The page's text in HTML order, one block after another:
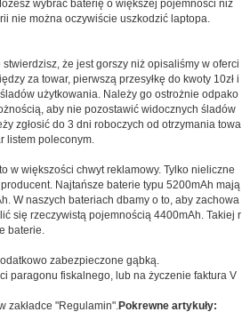
wybrać baterię o większej pojemności niż
nie można oczywiście uszkodzić laptopa.
że jest gorszy niż opisaliśmy w oferci
za towar, pierwszą przesyłkę do kwoty 10zł i
użytkowania. Należy go ostrożnie odpako
aby nie pozostawić widocznych śladów
zgłosić do 3 dni roboczych od otrzymania towa
listem poleconym.
w większości chwyt reklamowy. Tylko nieliczne
Najtańsze baterie typu 5200mAh mają
W naszych bateriach dbamy o to, aby zachowa
się rzeczywistą pojemnością 4400mAh. Takiej r
baterie.
zabezpieczone gąbką.
paragonu fiskalnego, lub na życzenie faktura V
zakładce "Regulamin".Pokrewne artykuły: